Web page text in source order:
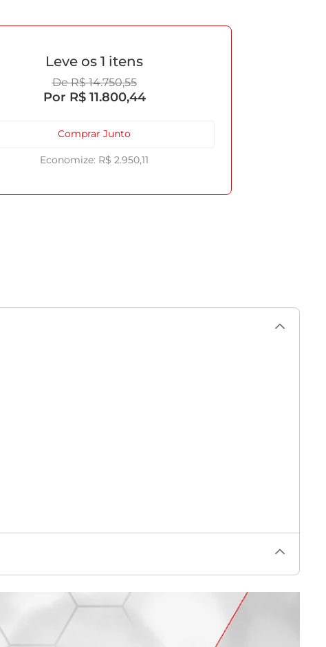
R$ 14.750,55
R$ 11.800,44
1
R$ 2.950,11
Comprar Junto